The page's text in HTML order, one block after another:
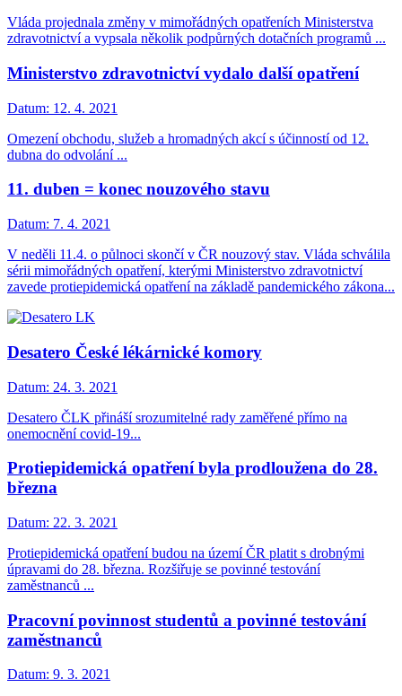
Vláda projednala změny v mimořádných opatřeních Ministerstva
zdravotnictví a vypsala několik podpůrných dotačních programů ...
Ministerstvo zdravotnictví vydalo další opatření
Datum: 12. 4. 2021
Omezení obchodu, služeb a hromadných akcí s účinností od 12.
dubna do odvolání ...
11. duben = konec nouzového stavu
Datum: 7. 4. 2021
V neděli 11.4. o půlnoci skončí v ČR nouzový stav. Vláda schválila
sérii mimořádných opatření, kterými Ministerstvo zdravotnictví
zavede protiepidemická opatření na základě pandemického zákona...
Desatero České lékárnické komory
Datum: 24. 3. 2021
Desatero ČLK přináší srozumitelné rady zaměřené přímo na
onemocnění covid-19...
Protiepidemická opatření byla prodloužena do 28.
března
Datum: 22. 3. 2021
Protiepidemická opatření budou na území ČR platit s drobnými
úpravami do 28. března. Rozšiřuje se povinné testování
zaměstnanců ...
Pracovní povinnost studentů a povinné testování
zaměstnanců
Datum: 9. 3. 2021